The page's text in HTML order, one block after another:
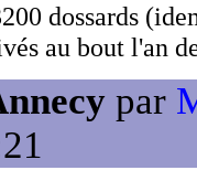
dossards
au bout l'an
par